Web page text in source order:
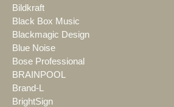
Bildkraft
Black Box Music
Blackmagic Design
Blue Noise
Bose Professional
BRAINPOOL
Brand-L
BrightSign